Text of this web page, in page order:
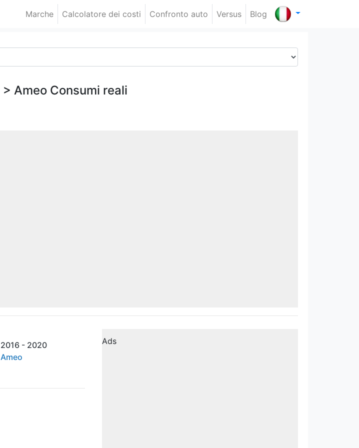
Marche Calcolatore dei costi Confronto auto Versus Blog
> Ameo Consumi reali
2016 - 2020
Ameo
Ads